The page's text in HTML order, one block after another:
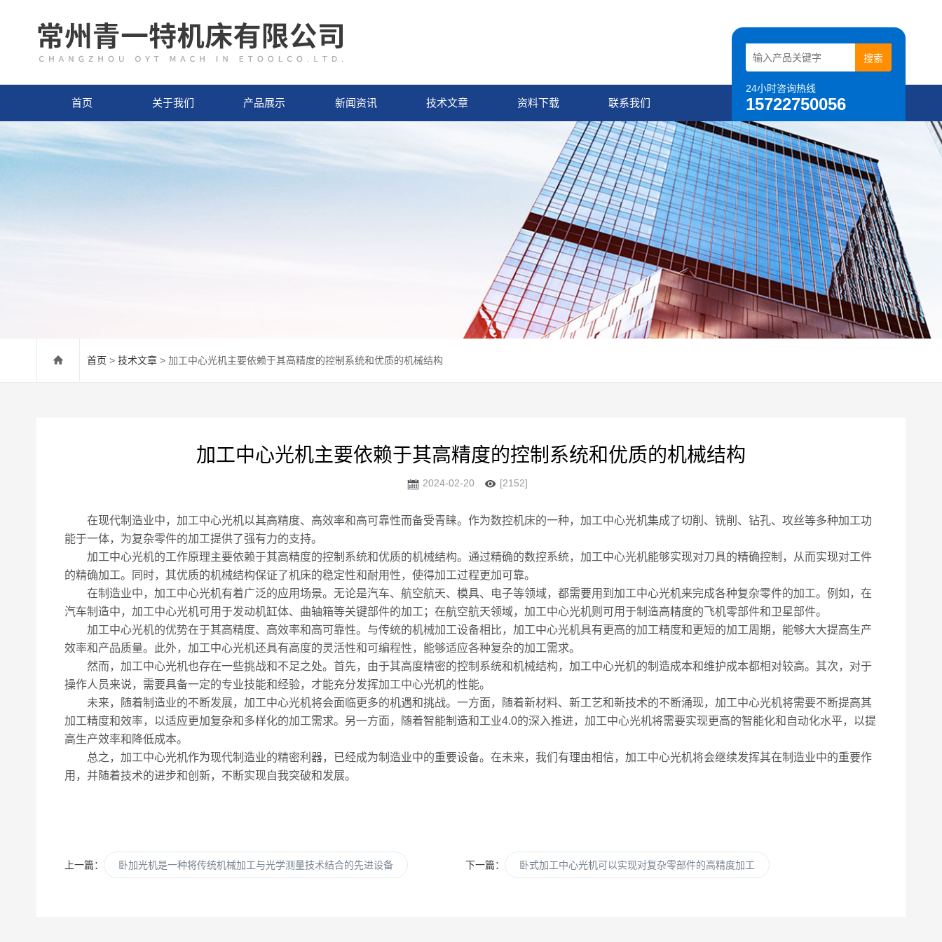
24小时咨询热线
15722750056
首页 关于我们 产品展示 新闻资讯 技术文章 资料下载 联系我们
首页 > 技术文章 > 加工中心光机主要依赖于其高精度的控制系统和优质的机械结构
加工中心光机主要依赖于其高精度的控制系统和优质的机械结构
2024-02-20 [2152]
在现代制造业中，加工中心光机以其高精度、高效率和高可靠性而备受青睐。作为数控机床的一种，加工中心光机集成了切削、铣削、钻孔、攻丝等多种加工功
能于一体，为复杂零件的加工提供了强有力的支持。
加工中心光机的工作原理主要依赖于其高精度的控制系统和优质的机械结构。通过精确的数控系统，加工中心光机能够实现对刀具的精确控制，从而实现对工件
的精确加工。同时，其优质的机械结构保证了机床的稳定性和耐用性，使得加工过程更加可靠。
在制造业中，加工中心光机有着广泛的应用场景。无论是汽车、航空航天、模具、电子等领域，都需要用到加工中心光机来完成各种复杂零件的加工。例如，在
汽车制造中，加工中心光机可用于发动机缸体、曲轴箱等关键部件的加工；在航空航天领域，加工中心光机则可用于制造高精度的飞机零部件和卫星部件。
加工中心光机的优势在于其高精度、高效率和高可靠性。与传统的机械加工设备相比，加工中心光机具有更高的加工精度和更短的加工周期，能够大大提高生产
效率和产品质量。此外，加工中心光机还具有高度的灵活性和可编程性，能够适应各种复杂的加工需求。
然而，加工中心光机也存在一些挑战和不足之处。首先，由于其高度精密的控制系统和机械结构，加工中心光机的制造成本和维护成本都相对较高。其次，对于
操作人员来说，需要具备一定的专业技能和经验，才能充分发挥加工中心光机的性能。
未来，随着制造业的不断发展，加工中心光机将会面临更多的机遇和挑战。一方面，随着新材料、新工艺和新技术的不断涌现，加工中心光机将需要不断提高其
加工精度和效率，以适应更加复杂和多样化的加工需求。另一方面，随着智能制造和工业4.0的深入推进，加工中心光机将需要实现更高的智能化和自动化水平，以提
高生产效率和降低成本。
总之，加工中心光机作为现代制造业的精密利器，已经成为制造业中的重要设备。在未来，我们有理由相信，加工中心光机将会继续发挥其在制造业中的重要作
用，并随着技术的进步和创新，不断实现自我突破和发展。
上一篇： 卧加光机是一种将传统机械加工与光学测量技术结合的先进设备 下一篇： 卧式加工中心光机可以实现对复杂零部件的高精度加工